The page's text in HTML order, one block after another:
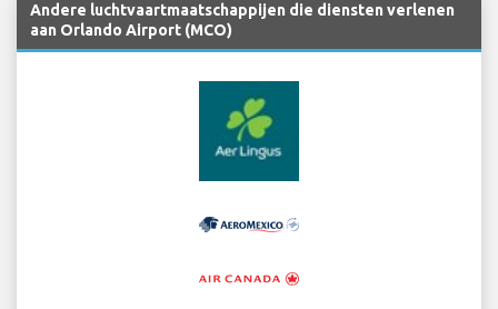
Andere luchtvaartmaatschappijen die diensten verlenen
aan Orlando Airport (MCO)